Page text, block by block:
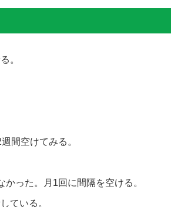
。
間空けてみる。
った。月1回に間隔を空ける。
ている。